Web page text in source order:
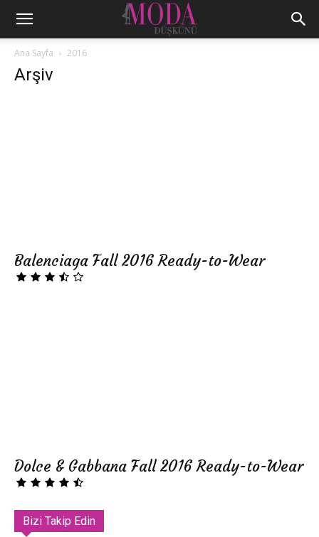
Ana Sayfa 2016
Arşiv
Balenciaga Fall 2016 Ready-to-Wear
Dolce & Gabbana Fall 2016 Ready-to-Wear
Bizi Takip Edin